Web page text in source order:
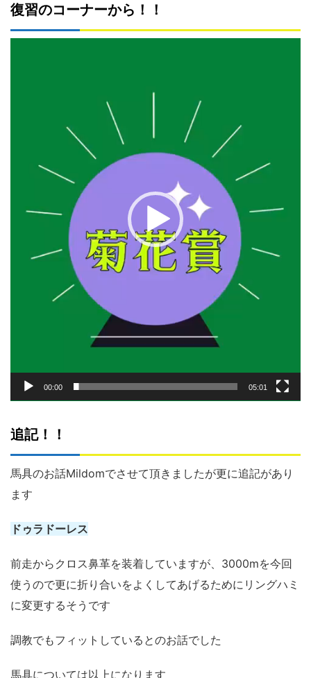
復習のコーナーから！！
00:00 05:01
追記！！
馬具のお話Mildomでさせて頂きましたが更に追記があり
ます
ドゥラドーレス
前走からクロス鼻革を装着していますが、3000mを今回
使うので更に折り合いをよくしてあげるためにリングハミ
に変更するそうです
調教でもフィットしているとのお話でした
馬具については以上になります